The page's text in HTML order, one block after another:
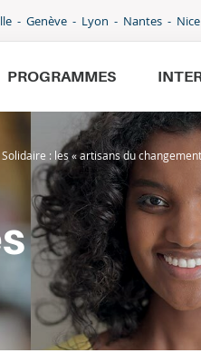
Genève Lyon Nantes Nice
PROGRAMMES
: les « artisans du